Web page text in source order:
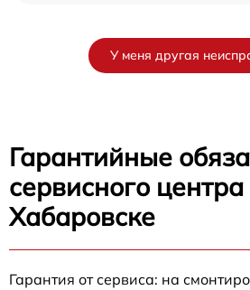
У меня другая
Гарантийные
сервисного центра
Хабаровске
Гарантия от сервиса: на